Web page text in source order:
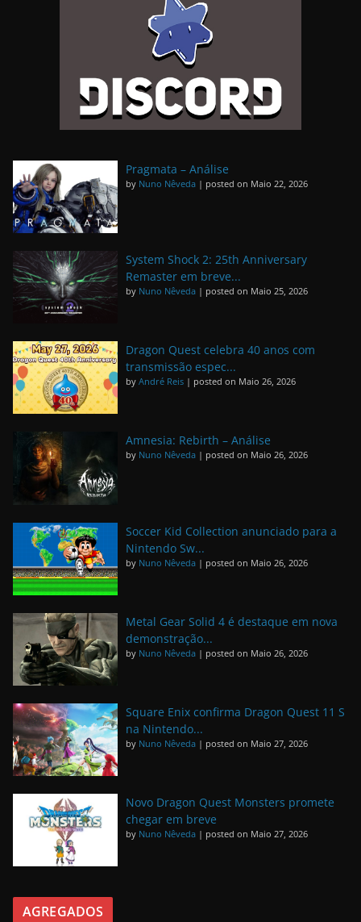
Pragmata – Análise
by Nuno Nêveda | posted on Maio 22, 2026
System Shock 2: 25th Anniversary
Remaster em breve...
by Nuno Nêveda | posted on Maio 25, 2026
Dragon Quest celebra 40 anos com
transmissão espec...
by André Reis | posted on Maio 26, 2026
Amnesia: Rebirth – Análise
by Nuno Nêveda | posted on Maio 26, 2026
Soccer Kid Collection anunciado para a
Nintendo Sw...
by Nuno Nêveda | posted on Maio 26, 2026
Metal Gear Solid 4 é destaque em nova
demonstração...
by Nuno Nêveda | posted on Maio 26, 2026
Square Enix confirma Dragon Quest 11 S
na Nintendo...
by Nuno Nêveda | posted on Maio 27, 2026
Novo Dragon Quest Monsters promete
chegar em breve
by Nuno Nêveda | posted on Maio 27, 2026
AGREGADOS